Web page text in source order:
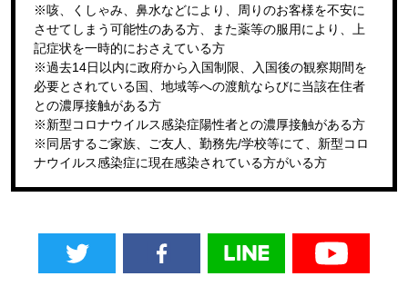
※咳、くしゃみ、鼻水などにより、周りのお客様を不安に
させてしまう可能性のある方、また薬等の服用により、上
記症状を一時的におさえている方
※過去14日以内に政府から入国制限、入国後の観察期間を
必要とされている国、地域等への渡航ならびに当該在住者
との濃厚接触がある方
※新型コロナウイルス感染症陽性者との濃厚接触がある方
※同居するご家族、ご友人、勤務先/学校等にて、新型コロ
ナウイルス感染症に現在感染されている方がいる方